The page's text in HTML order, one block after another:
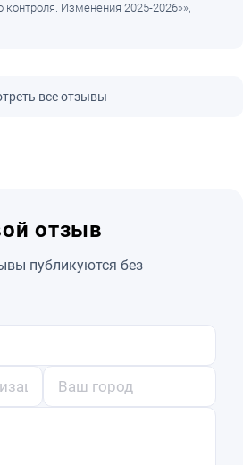
контроля. Изменения 2025-2026»»,
все отзывы
отзыв
публикуются без